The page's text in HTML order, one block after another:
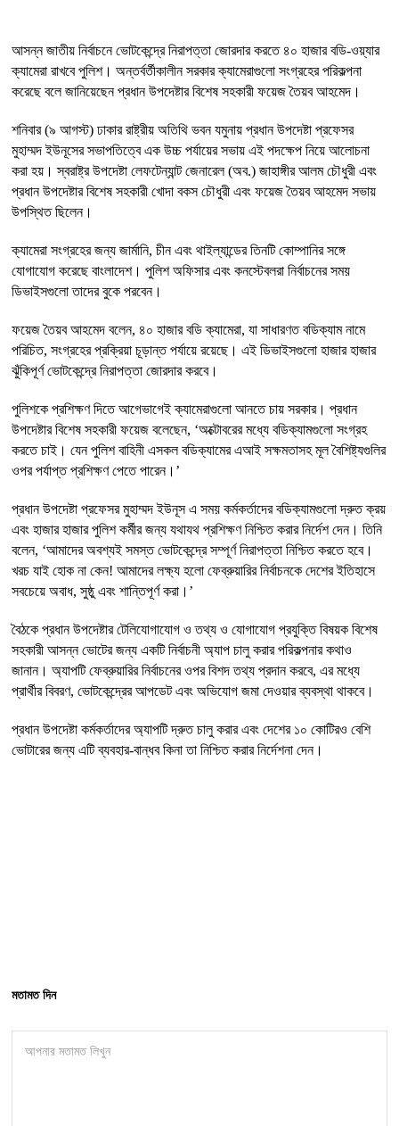
আসন্ন জাতীয় নির্বাচনে ভোটকেন্দ্রে নিরাপত্তা জোরদার করতে ৪০ হাজার বডি-ওয়্যার
ক্যামেরা রাখবে পুলিশ। অন্তর্বর্তীকালীন সরকার ক্যামেরাগুলো সংগ্রহের পরিকল্পনা
করেছে বলে জানিয়েছেন প্রধান উপদেষ্টার বিশেষ সহকারী ফয়েজ তৈয়ব আহমেদ।
শনিবার (৯ আগস্ট) ঢাকার রাষ্ট্রীয় অতিথি ভবন যমুনায় প্রধান উপদেষ্টা প্রফেসর
মুহাম্মদ ইউনূসের সভাপতিত্বে এক উচ্চ পর্যায়ের সভায় এই পদক্ষেপ নিয়ে আলোচনা
করা হয়। স্বরাষ্ট্র উপদেষ্টা লেফটেন্যান্ট জেনারেল (অব.) জাহাঙ্গীর আলম চৌধুরী এবং
প্রধান উপদেষ্টার বিশেষ সহকারী খোদা বকস চৌধুরী এবং ফয়েজ তৈয়ব আহমেদ সভায়
উপস্থিত ছিলেন।
ক্যামেরা সংগ্রহের জন্য জার্মানি, চীন এবং থাইল্যান্ডের তিনটি কোম্পানির সঙ্গে
যোগাযোগ করেছে বাংলাদেশ। পুলিশ অফিসার এবং কনস্টেবলরা নির্বাচনের সময়
ডিভাইসগুলো তাদের বুকে পরবেন।
ফয়েজ তৈয়ব আহমেদ বলেন, ৪০ হাজার বডি ক্যামেরা, যা সাধারণত বডিক্যাম নামে
পরিচিত, সংগ্রহের প্রক্রিয়া চূড়ান্ত পর্যায়ে রয়েছে। এই ডিভাইসগুলো হাজার হাজার
ঝুঁকিপূর্ণ ভোটকেন্দ্রে নিরাপত্তা জোরদার করবে।
পুলিশকে প্রশিক্ষণ দিতে আগেভাগেই ক্যামেরাগুলো আনতে চায় সরকার। প্রধান
উপদেষ্টার বিশেষ সহকারী ফয়েজ বলেছেন, ‘অক্টোবরের মধ্যে বডিক্যামগুলো সংগ্রহ
করতে চাই। যেন পুলিশ বাহিনী এসকল বডিক্যামের এআই সক্ষমতাসহ মূল বৈশিষ্ট্যগুলির
ওপর পর্যাপ্ত প্রশিক্ষণ পেতে পারেন।’
প্রধান উপদেষ্টা প্রফেসর মুহাম্মদ ইউনূস এ সময় কর্মকর্তাদের বডিক্যামগুলো দ্রুত ক্রয়
এবং হাজার হাজার পুলিশ কর্মীর জন্য যথাযথ প্রশিক্ষণ নিশ্চিত করার নির্দেশ দেন। তিনি
বলেন, ‘আমাদের অবশ্যই সমস্ত ভোটকেন্দ্রে সম্পূর্ণ নিরাপত্তা নিশ্চিত করতে হবে।
খরচ যাই হোক না কেন! আমাদের লক্ষ্য হলো ফেব্রুয়ারির নির্বাচনকে দেশের ইতিহাসে
সবচেয়ে অবাধ, সুষ্ঠু এবং শান্তিপূর্ণ করা।’
বৈঠকে প্রধান উপদেষ্টার টেলিযোগাযোগ ও তথ্য ও যোগাযোগ প্রযুক্তি বিষয়ক বিশেষ
সহকারী আসন্ন ভোটের জন্য একটি নির্বাচনী অ্যাপ চালু করার পরিকল্পনার কথাও
জানান। অ্যাপটি ফেব্রুয়ারির নির্বাচনের ওপর বিশদ তথ্য প্রদান করবে, এর মধ্যে
প্রার্থীর বিবরণ, ভোটকেন্দ্রের আপডেট এবং অভিযোগ জমা দেওয়ার ব্যবস্থা থাকবে।
প্রধান উপদেষ্টা কর্মকর্তাদের অ্যাপটি দ্রুত চালু করার এবং দেশের ১০ কোটিরও বেশি
ভোটারের জন্য এটি ব্যবহার-বান্ধব কিনা তা নিশ্চিত করার নির্দেশনা দেন।
মতামত দিন